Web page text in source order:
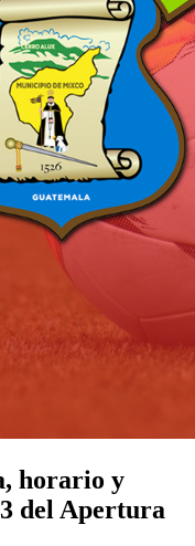
horario y
del Apertura